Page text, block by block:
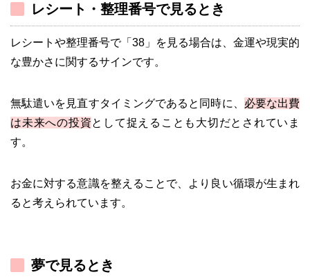
レシート・整理番号で見るとき
レシートや整理番号で「38」を見る場合は、金運や現実的
な豊かさに関するサインです。
無駄遣いを見直すタイミングであると同時に、 必要な出費
は未来への投資として捉えることも大切だとされていま
す。
お金に対する意識を整えることで、より良い循環が生まれ
ると考えられています。
夢で見るとき